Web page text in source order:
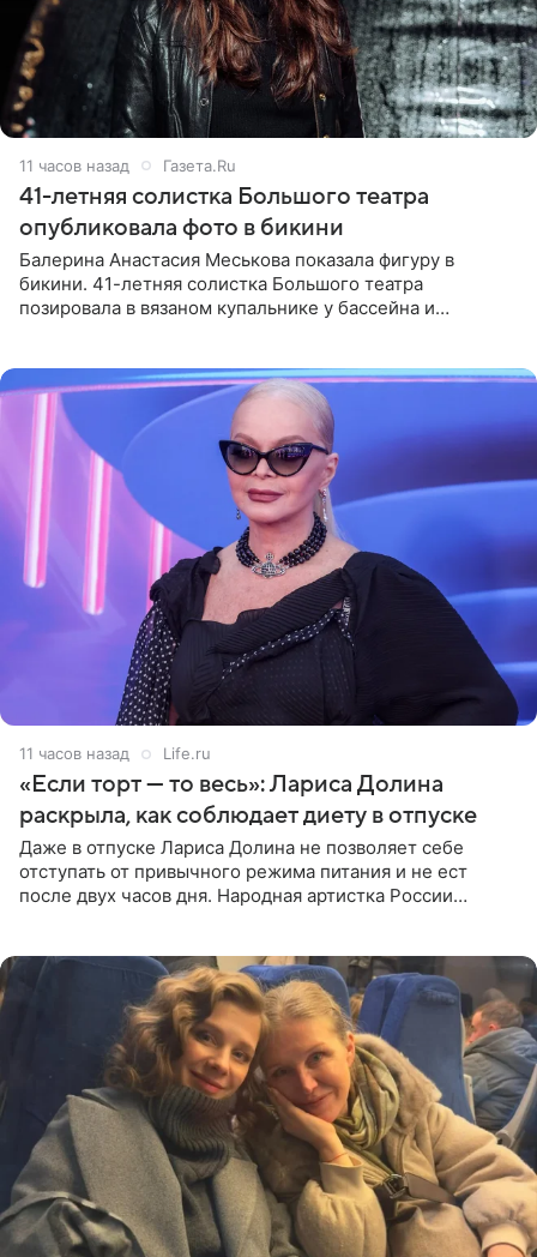
11 часов назад Газета.Ru
41-летняя солистка Большого театра
опубликовала фото в бикини
Балерина Анастасия Меськова показала фигуру в
бикини. 41-летняя солистка Большого театра
позировала в вязаном купальнике у бассейна и
11 часов назад Life.ru
«Если торт — то весь»: Лариса Долина
раскрыла, как соблюдает диету в отпуске
Даже в отпуске Лариса Долина не позволяет себе
отступать от привычного режима питания и не ест
после двух часов дня. Народная артистка России